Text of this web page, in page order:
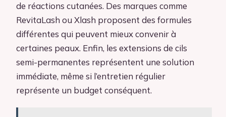
de réactions cutanées. Des marques comme
RevitaLash ou Xlash proposent des formules
différentes qui peuvent mieux convenir à
certaines peaux. Enfin, les extensions de cils
semi-permanentes représentent une solution
immédiate, même si l’entretien régulier
représente un budget conséquent.